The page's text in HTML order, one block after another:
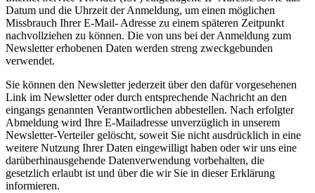
Datum und die Uhrzeit der Anmeldung, um einen möglichen
Missbrauch Ihrer E-Mail- Adresse zu einem späteren Zeitpunkt
nachvollziehen zu können. Die von uns bei der Anmeldung zum
Newsletter erhobenen Daten werden streng zweckgebunden
verwendet.
Sie können den Newsletter jederzeit über den dafür vorgesehenen
Link im Newsletter oder durch entsprechende Nachricht an den
eingangs genannten Verantwortlichen abbestellen. Nach erfolgter
Abmeldung wird Ihre E-Mailadresse unverzüglich in unserem
Newsletter-Verteiler gelöscht, soweit Sie nicht ausdrücklich in eine
weitere Nutzung Ihrer Daten eingewilligt haben oder wir uns eine
darüberhinausgehende Datenverwendung vorbehalten, die
gesetzlich erlaubt ist und über die wir Sie in dieser Erklärung
informieren.